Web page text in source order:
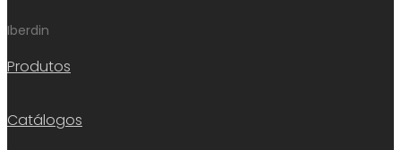
Iberdin
Produtos
Catálogos